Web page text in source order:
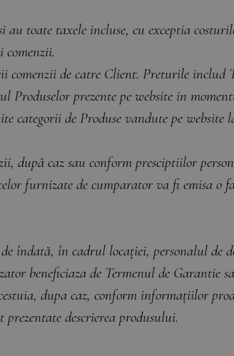
toate taxele incluse, cu exceptia
de catre Client. Preturile includ
Produselor prezente pe website in
categorii de Produse vandute pe
după caz sau conform presciptiilor
furnizate de cumparator va fi emisa o
îndată, în cadrul locației, personalul de
beneficiaza de Termenul de Garantie
dupa caz, conform informațiilor
descrierea produsului.